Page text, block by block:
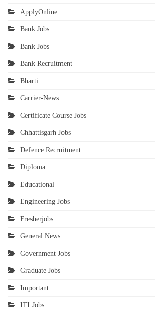
ApplyOnline
Bank Jobs
Bank Jobs
Bank Recruitment
Bharti
Carrier-News
Certificate Course Jobs
Chhattisgarh Jobs
Defence Recruitment
Diploma
Educational
Engineering Jobs
Fresherjobs
General News
Government Jobs
Graduate Jobs
Important
ITI Jobs